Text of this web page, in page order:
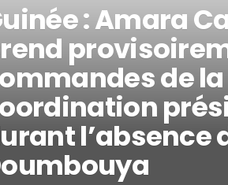
: Amara
de la
l’absence